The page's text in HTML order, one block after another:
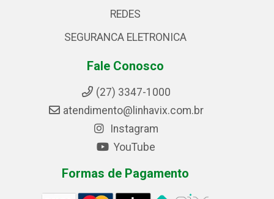
REDES
SEGURANCA ELETRONICA
Fale Conosco
(27) 3347-1000
atendimento@linhavix.com.br
Instagram
YouTube
Formas de Pagamento